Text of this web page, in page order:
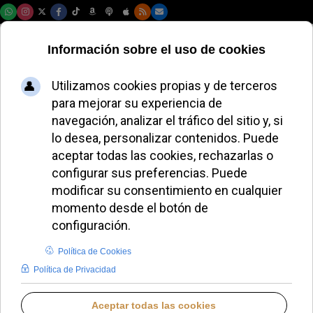
Santa Sede
Introduzca parte del título
Filtrar Limpiar
Cantidad a
Viaje apostólico papal a América Latina en
noviembre
Segorbe custodia la casulla del Venerable
Francisco Gerónimo Simó
El cardenal Cobo bendice a fray Alfredo Maroto
como abad del Valle